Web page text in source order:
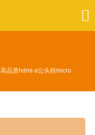

高品质hdmi-a公头转micro